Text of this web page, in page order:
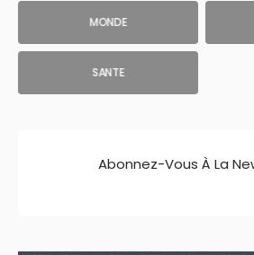
MONDE
SANTE
Abonnez-Vous À La